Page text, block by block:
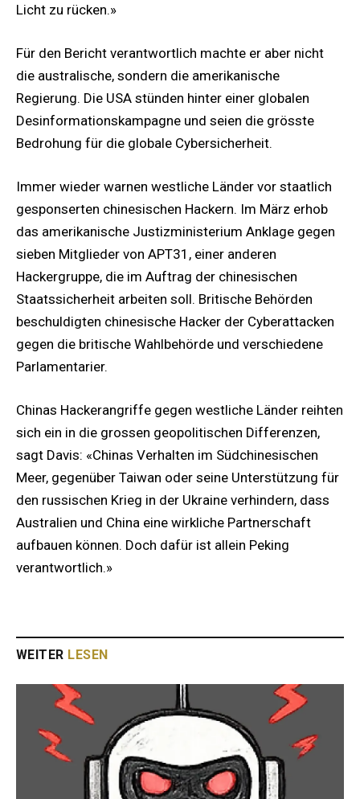
Licht zu rücken.»
Für den Bericht verantwortlich machte er aber nicht
die australische, sondern die amerikanische
Regierung. Die USA stünden hinter einer globalen
Desinformationskampagne und seien die grösste
Bedrohung für die globale Cybersicherheit.
Immer wieder warnen westliche Länder vor staatlich
gesponserten chinesischen Hackern. Im März erhob
das amerikanische Justizministerium Anklage gegen
sieben Mitglieder von APT31, einer anderen
Hackergruppe, die im Auftrag der chinesischen
Staatssicherheit arbeiten soll. Britische Behörden
beschuldigten chinesische Hacker der Cyberattacken
gegen die britische Wahlbehörde und verschiedene
Parlamentarier.
Chinas Hackerangriffe gegen westliche Länder reihten
sich ein in die grossen geopolitischen Differenzen,
sagt Davis: «Chinas Verhalten im Südchinesischen
Meer, gegenüber Taiwan oder seine Unterstützung für
den russischen Krieg in der Ukraine verhindern, dass
Australien und China eine wirkliche Partnerschaft
aufbauen können. Doch dafür ist allein Peking
verantwortlich.»
WEITER LESEN